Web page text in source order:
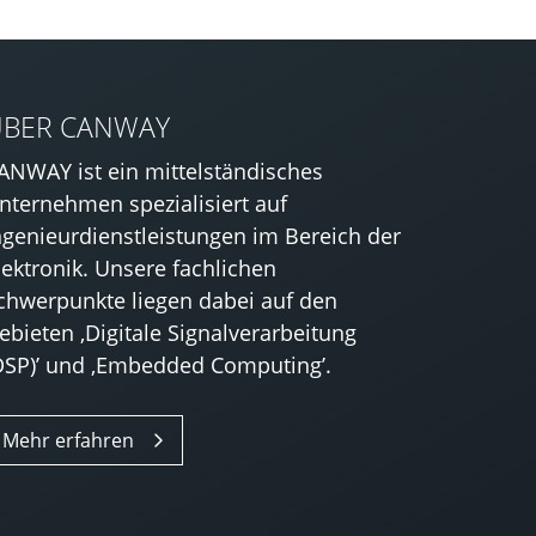
CANWAY
ist ein mittelständisches
spezialisiert auf
im Bereich der
Unsere fachlichen
liegen dabei auf den
‚Digitale Signalverarbeitung
und ‚Embedded Computing’.
Mehr erfahren